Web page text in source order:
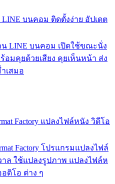
บนคอม ติดตั้งง่าย อัปเดต
น LINE บนคอม เปิดใช้ขณะนั่ง
อมคุยด้วยเสียง คุยเห็นหน้า ส่ง
เสมอ
Factory แปลงไฟล์หนัง วิดีโอ
Factory โปรแกรมแปลงไฟล์
ล ใช้แปลงรูปภาพ แปลงไฟล์ห
อดิโอ ต่าง ๆ